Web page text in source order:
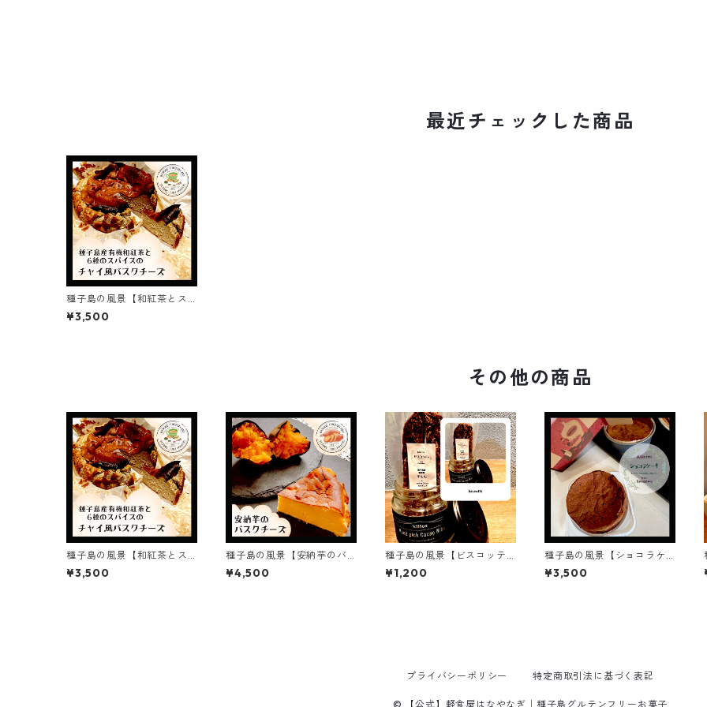
最近チェックした商品
種子島の風景【和紅茶とス
パイスのチャイ風バスクチ
ーズケーキ】ギフト/プレゼ
¥3,500
その他の商品
種子島の風景【和紅茶とス
パイスのチャイ風バスクチ
ーズケーキ】ギフト/プレゼ
¥3,500
種子島の風景【安納芋のバ
スクチーズケーキ】ギフト/
プレゼント5号15cm
¥4,500
種子島の風景【ビスコッテ
ィ種子島味】詰め合わせ(S)/
乳製品不使用/グルテンフリ
¥1,200
種子島の風景【ショコラケ
ーキ】ギフト/プレゼント4
号12cm/chocolat cake/バ
¥3,500
プライバシーポリシー 特定商取引法に基づく表記
© 【公式】軽食屋はなやなぎ｜種子島グルテンフリーお菓子